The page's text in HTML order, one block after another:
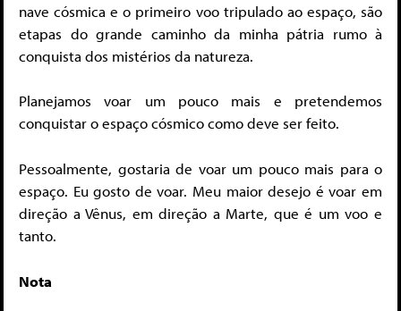
nave cósmica e o primeiro voo tripulado ao espaço, são
etapas do grande caminho da minha pátria rumo à
conquista dos mistérios da natureza.
Planejamos voar um pouco mais e pretendemos
conquistar o espaço cósmico como deve ser feito.
Pessoalmente, gostaria de voar um pouco mais para o
espaço. Eu gosto de voar. Meu maior desejo é voar em
direção a Vênus, em direção a Marte, que é um voo e
tanto.
Nota